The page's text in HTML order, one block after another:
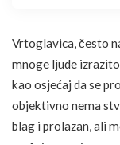
Vrtoglavica, često
mnoge ljude
kao osjećaj da se
objektivno nema
blag i prolazan, ali